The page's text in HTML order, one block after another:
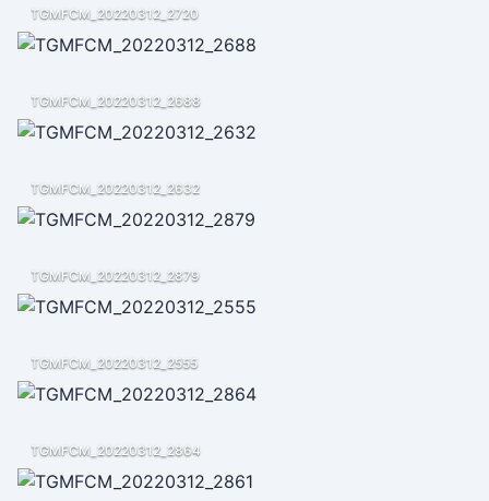
TGMFCM_20220312_2720
TGMFCM_20220312_2688
TGMFCM_20220312_2632
TGMFCM_20220312_2879
TGMFCM_20220312_2555
TGMFCM_20220312_2864